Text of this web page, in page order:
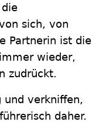
sich, von
Partnerin ist die
wieder,
zudrückt.
verkniffen,
daher.